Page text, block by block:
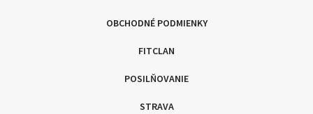
OBCHODNÉ PODMIENKY
FITCLAN
POSILŇOVANIE
STRAVA